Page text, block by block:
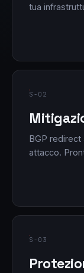
tua
S-02
BGP redirect
attacco.
S-03